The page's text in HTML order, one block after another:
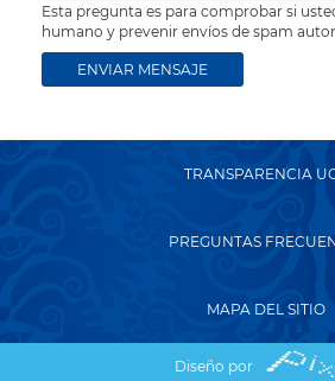
Esta pregunta es para comprobar si
humano y prevenir envíos de spam
TRANSPARENCIA
PREGUNTAS
MAPA DEL SITIO
Diseño por